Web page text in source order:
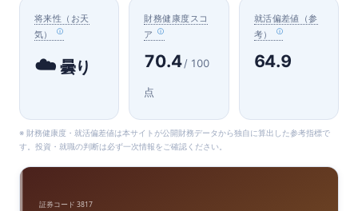
将来性（お天
気）
☁️曇り
財務健康度スコ
ア
70.4 / 100
点
就活偏差値（参
考）
64.9
※ 財務健康度・就活偏差値は本サイトが公開財務データから独自に算出した参考指標で
す。投資・就職の判断は必ず一次情報をご確認ください。
証券コード 3817